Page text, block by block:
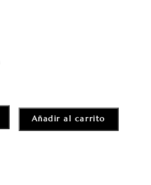
Añadir al carrito